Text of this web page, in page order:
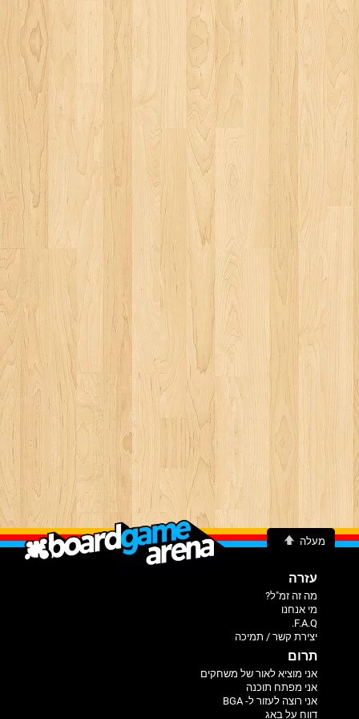
מעלה
עזרה
מה זה זמ"ל?
מי אנחנו
F.A.Q.
יצירת קשר / תמיכה
תרום
אני מוציא לאור של משחקים
אני מפתח תוכנה
אני רוצה לעזור ל- BGA
דווח על באג